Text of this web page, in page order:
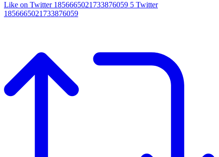
Like on Twitter 1856665021733876059 5 Twitter
1856665021733876059